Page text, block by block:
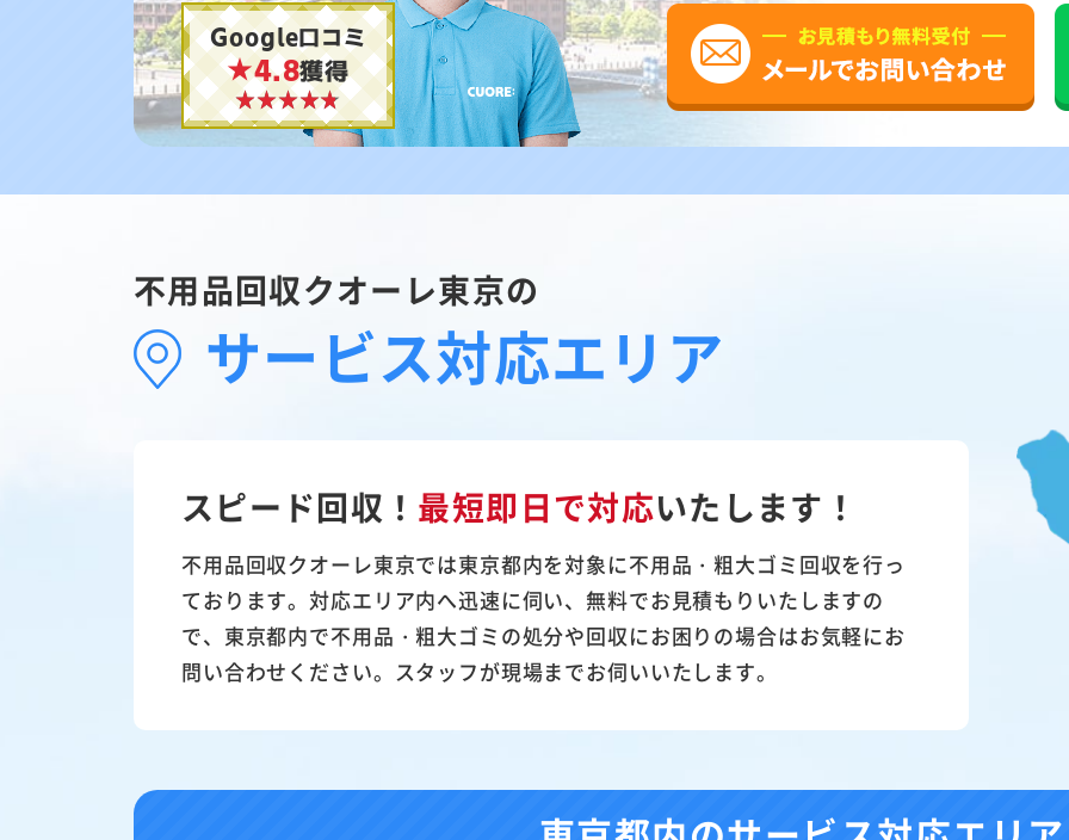
Google口コミ
★4.8獲得
不用品回収クオーレ東京の
サービス対応エリア
スピード回収！ 最短即日で対応いたします！
不用品回収クオーレ東京では東京都内を対象に不用品・粗大ゴミ回収を行っ
ております。対応エリア内へ迅速に伺い、無料でお見積もりいたしますの
で、東京都内で不用品・粗大ゴミの処分や回収にお困りの場合はお気軽にお
問い合わせください。スタッフが現場までお伺いいたします。